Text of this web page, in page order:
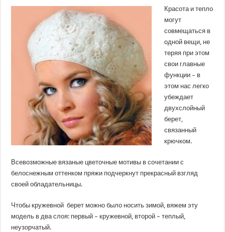
Красота и тепло
могут
совмещаться в
одной вещи, не
теряя при этом
свои главные
функции – в
этом нас легко
убеждает
двухслойный
берет,
связанный
крючком.
Всевозможные вязаные цветочные мотивы в сочетании с
белоснежным оттенком пряжи подчеркнут прекрасный взгляд
своей обладательницы.
Чтобы кружевной берет можно было носить зимой, вяжем эту
модель в два слоя: первый – кружевной, второй – теплый,
неузорчатый.